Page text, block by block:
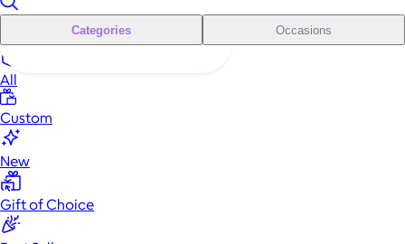
Categories Occasions
All
Custom
New
Gift of Choice